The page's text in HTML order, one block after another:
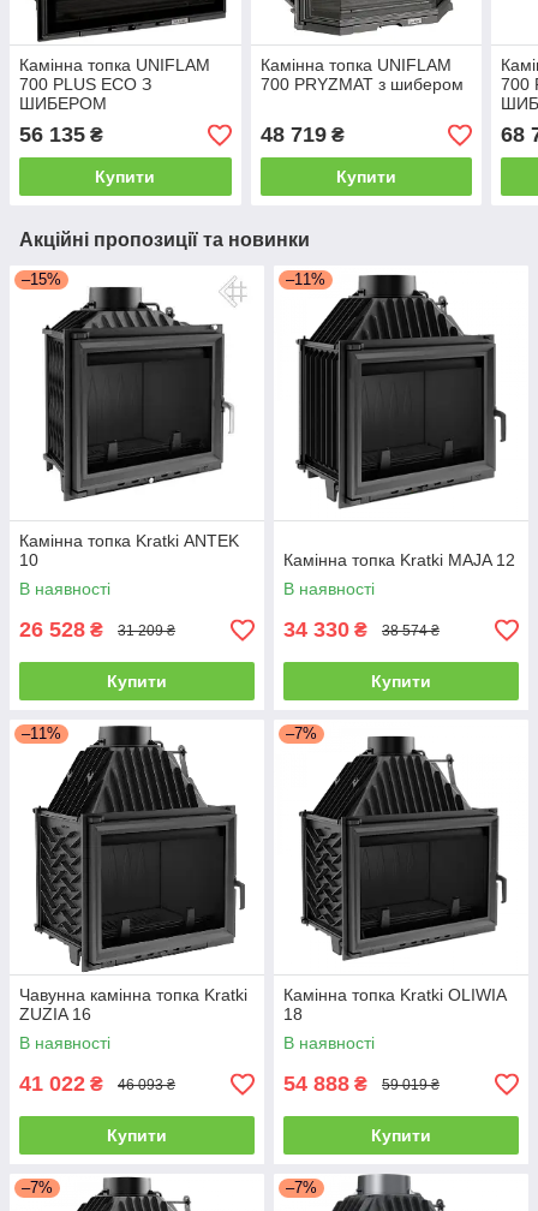
Камінна топка UNIFLAM
700 PLUS ECO З
ШИБЕРОМ
56 135 ₴
Купити
Камінна топка UNIFLAM
700 PRYZMAT з шибером
48 719₴
Купити
700
68
Акційні пропозиції та новинки
–15%
Камінна топка Kratki ANTEK
10
В наявності
26 528 ₴ 31 209 ₴
Купити
–11%
Камінна топка Kratki MAJA 12
В наявності
34 330 ₴ 38 574 ₴
Купити
–11%
Чавунна камінна топка Kratki
ZUZIA 16
В наявності
41 022 ₴ 46 093 ₴
Купити
–7%
Камінна топка Kratki OLIWIA
18
В наявності
54 888 ₴ 59 019 ₴
Купити
–7% –7%